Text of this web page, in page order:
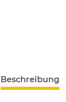
Beschreibung